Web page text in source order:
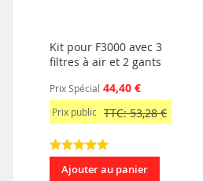
Kit pour F3000 avec 3
filtres à air et 2 gants
Prix Spécial 44,40 €
Prix public TTC: 53,28 €
Ajouter au panier